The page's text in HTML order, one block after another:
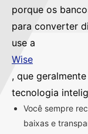
porque os
para converter
use a
Wise
, que
tecnologia
Você sempre
baixas e